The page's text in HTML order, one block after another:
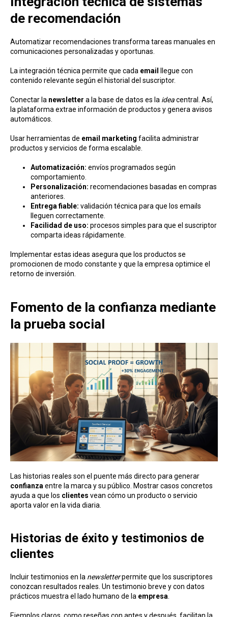
de recomendación
Automatizar recomendaciones transforma tareas manuales en
comunicaciones personalizadas y oportunas.
La integración técnica permite que cada email
llegue con
contenido relevante según el historial del suscriptor.
Conectar la newsletter a la base de datos es la ideacentral. Así,
la plataforma extrae información de productos y genera avisos
automáticos.
Usar herramientas de email marketing facilita administrar
productos y servicios de forma escalable.
Automatización: envíos programados según
comportamiento.
Personalización: recomendaciones basadas en compras
anteriores.
Entrega fiable: validación técnica para que los emails
lleguen correctamente.
Facilidad de uso: procesos simples para que el suscriptor
comparta ideas rápidamente.
Implementar estas ideas asegura que los productos se
promocionen de modo constante y que la empresa optimice el
retorno de inversión.
Fomento de la confianza mediante
la prueba social
Las historias reales son el puente más directo para generar
confianza entre la marca y su público. Mostrar casos concretos
ayuda a que los clientes vean cómo un producto o servicio
aporta valor en la vida diaria.
Historias de éxito y testimo nios de
clientes
Incluir testimonios en la newsletterpermite que los suscriptores
conozcan resultados reales. Un testimonio breve y con datos
prácticos muestra el lado humano de la empresa
Ejemplos claros, como reseñas con antes y después, facilitan la